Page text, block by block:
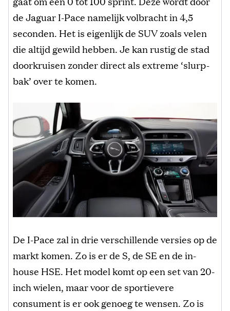
de Jaguar I-Pace namelijk volbracht in 4,5
seconden. Het is eigenlijk de SUV zoals velen
die altijd gewild hebben. Je kan rustig de stad
doorkruisen zonder direct als extreme ‘slurp-
bak’ over te komen.
De I-Pace zal in drie verschillende versies op de
markt komen. Zo is er de S, de SE en de in-
house HSE. Het model komt op een set van 20-
inch wielen, maar voor de sportievere
consument is er ook genoeg te wensen. Zo is